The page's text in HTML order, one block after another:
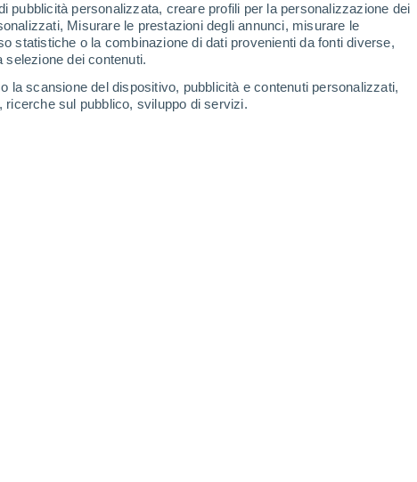
pubblicità personalizzata, creare profili per la personalizzazione dei
Misurare le prestazioni degli annunci, misurare le
statistiche o la combinazione di dati provenienti da fonti diverse,
dei contenuti.
la scansione del dispositivo, pubblicità e contenuti personalizzati,
ricerche sul pubblico, sviluppo di servizi.